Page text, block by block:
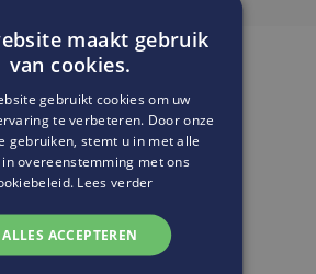
maakt gebruik
van cookies.
gebruikt cookies om uw
te verbeteren. Door onze
gebruiken, stemt u in met alle
overeenstemming met ons
Lees verder
ALLES ACCEPTEREN